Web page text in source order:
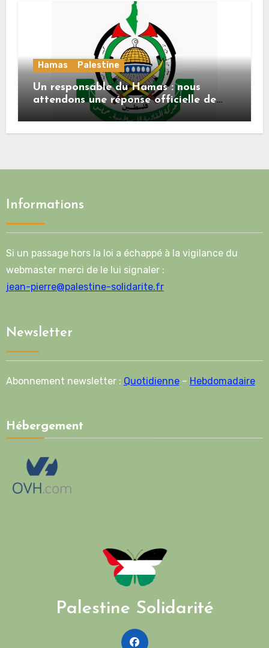
Hamas Palestine
Un responsable du Hamas : nous
attendons une réponse officielle de
Mladenov concernant la feuille de
route de la deuxième phase de l’accord
Informations
Si un passage hors la loi a échappé à la vigilance du
webmaster merci de le lui signaler :
jean-pierre@palestine-solidarite.fr
Newsletter
Abonnement newsletter : Quotidienne– Hebdomadaire
Hébergement
Palestine Solidarité